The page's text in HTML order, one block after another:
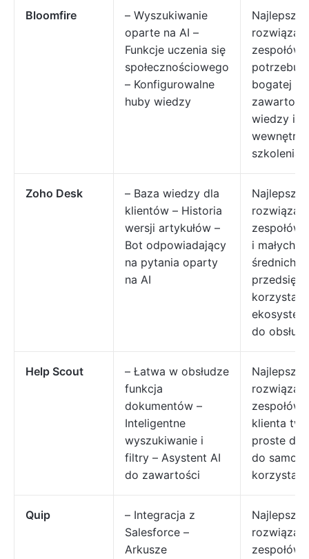
Bloomfire
– Wyszukiwanie
oparte na AI –
Funkcje uczenia się
społecznościowego
– Konfigurowalne
huby wiedzy
Najlepsze
zespołów
bogatej w
wiedzy i
szkolenia
Zoho Desk
– Baza wiedzy dla
klientów – Historia
wersji artykułów –
Bot odpowiadający
na pytania oparty
na AI
Najlepsze
zespołów
i małych
średnich
do
Help Scout
– Łatwa w obsłudze
funkcja
dokumentów –
Inteligentne
wyszukiwanie i
filtry – Asystent AI
do zawartości
Najlepsze
zespołów
klienta
proste
do
Quip
– Integracja z
Salesforce –
Arkusze
Najlepsze
zespołów